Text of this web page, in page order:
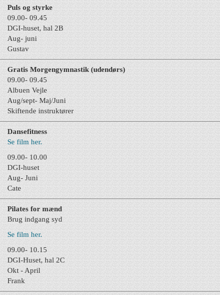
Puls og styrke
09.00- 09.45
DGI-huset, hal 2B
Aug- juni
Gustav
Gratis Morgengymnastik (udendørs)
09.00- 09.45
Albuen Vejle
Aug/sept- Maj/Juni
Skiftende instruktører
Dansefitness
Se film her.
09.00- 10.00
DGI-huset
Aug- Juni
Cate
Pilates for mænd
Brug indgang syd
Se film her.
09.00- 10.15
DGI-Huset, hal 2C
Okt - April
Frank